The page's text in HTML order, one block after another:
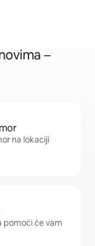
–
na lokaciji
pomoći će vam